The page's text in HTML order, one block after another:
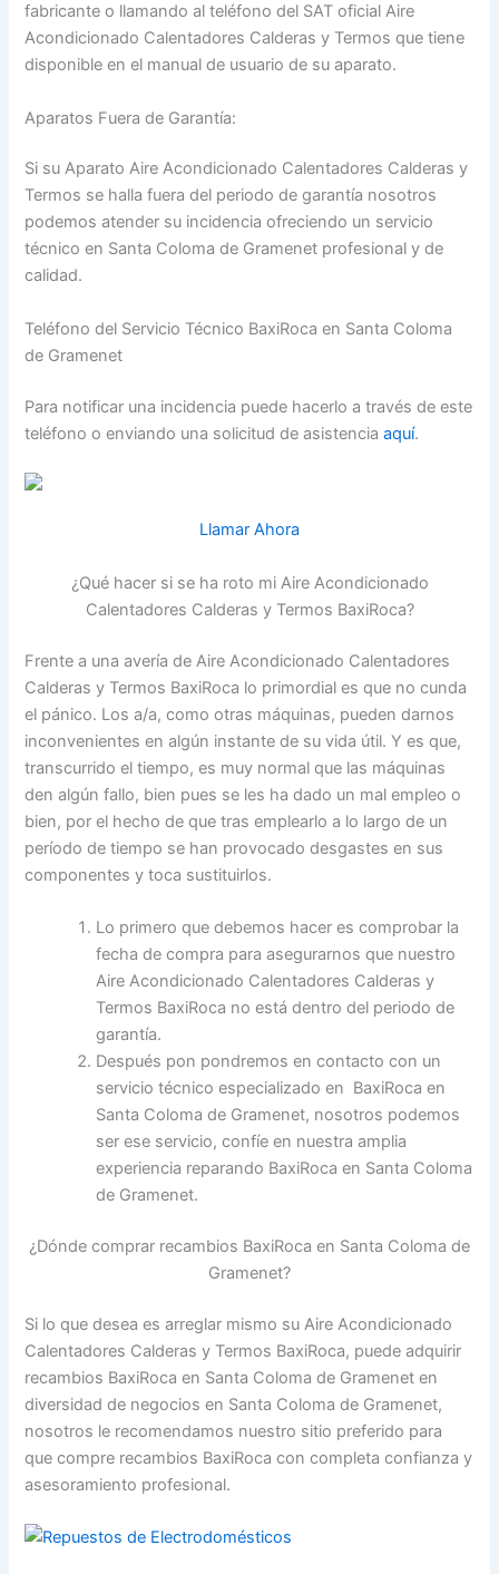
fabricante o llamando al teléfono del SAT oficial Aire
Acondicionado Calentadores Calderas y Termos que tiene
disponible en el manual de usuario de su aparato.
Aparatos Fuera de Garantía:
Si su Aparato Aire Acondicionado Calentadores Calderas y
Termos se halla fuera del periodo de garantía nosotros
podemos atender su incidencia ofreciendo un servicio
técnico en Santa Coloma de Gramenet profesional y de
calidad.
Teléfono del Servicio Técnico BaxiRoca en Santa Coloma
de Gramenet
Para notificar una incidencia puede hacerlo a través de este
teléfono o enviando una solicitud de asistenciaaquí.
Llamar Ahora
¿Qué hacer si se ha roto mi Aire Acondicionado
Calentadores Calderas y Termos BaxiRoca?
Frente a una avería de Aire Acondicionado Calentadores
Calderas y Termos BaxiRoca lo primordial es que no cunda
el pánico. Los a/a, como otras máquinas, pueden darnos
inconvenientes en algún instante de su vida útil. Y es que,
transcurrido el tiempo, es muy normal que las máquinas
den algún fallo, bien pues se les ha dado un mal empleo o
bien, por el hecho de que tras emplearlo a lo largo de un
período de tiempo se han provocado desgastes en sus
componentes y toca sustituirlos.
Lo primero que debemos hacer es comprobar la
fecha de compra para asegurarnos que nuestro
Aire Acondicionado Calentadores Calderas y
Termos BaxiRoca no está dentro del periodo de
garantía.
Después pon pondremos en contacto con un
servicio técnico especializado en BaxiRoca en
Santa Coloma de Gramenet, nosotros podemos
ser ese servicio, confíe en nuestra amplia
experiencia reparando BaxiRoca en Santa Coloma
de Gramenet.
¿Dónde comprar recambios BaxiRoca en Santa Coloma de
Gramenet?
Si lo que desea es arreglar mismo su Aire Acondicionado
Calentadores Calderas y Termos BaxiRoca, puede adquirir
recambios BaxiRoca en Santa Coloma de Gramenet en
diversidad de negocios en Santa Coloma de Gramenet,
nosotros le recomendamos nuestro sitio preferido para
que compre recambios BaxiRoca con completa confianza y
asesoramiento profesional.